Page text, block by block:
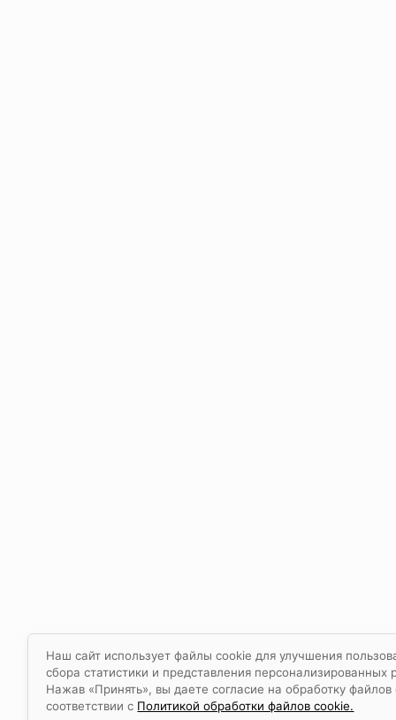
Наш сайт использует файлы cookie для улучшения
сбора статистики и представления персонализированных
Нажав «Принять», вы даете согласие на обработку файлов
соответствии с Политикой обработки файлов cookie.